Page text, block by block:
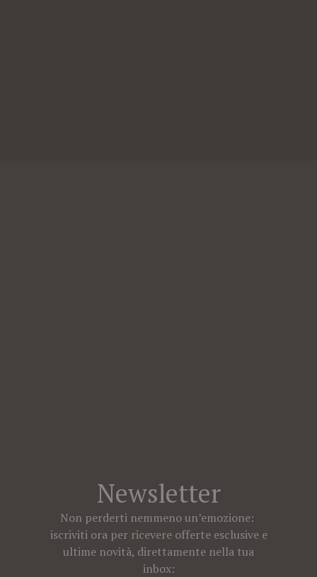
Newsletter
Non perderti nemmeno un’emozione:
iscriviti ora per ricevere offerte esclusive e
ultime novità, direttamente nella tua
inbox: